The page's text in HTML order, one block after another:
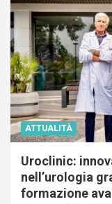
ATTUALITÀ
Uroclinic:
nell’urologia
formazione